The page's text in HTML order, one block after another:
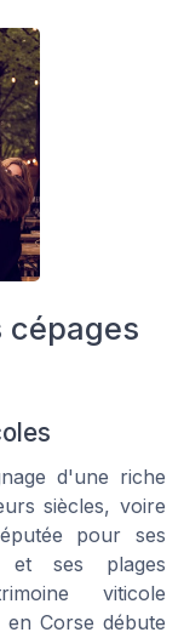
cépages
d'une riche
siècles, voire
pour ses
et ses plages
viticole
Corse débute